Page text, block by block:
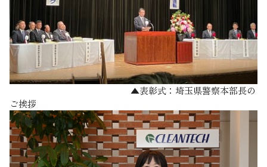
▲表彰式：埼玉県警察本部長の
ご挨拶